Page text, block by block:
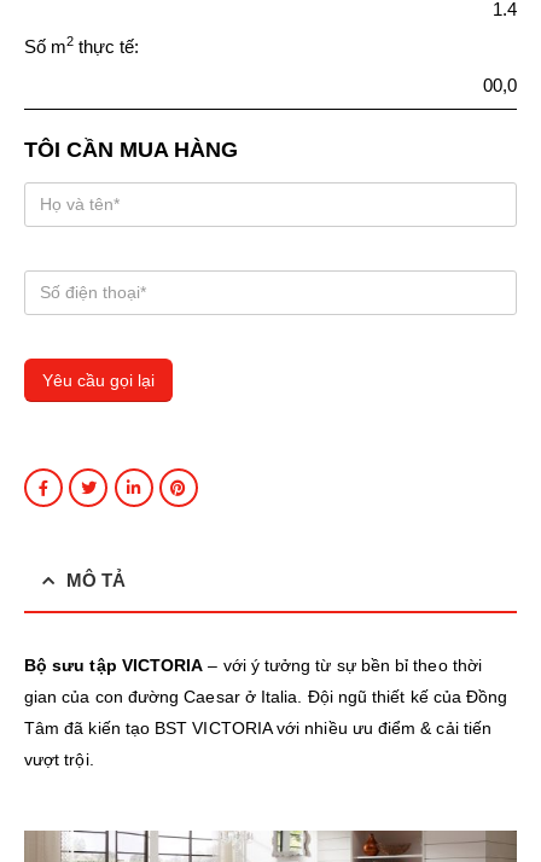
1.4
Số m2 thực tế:
00,0
TÔI CẦN MUA HÀNG
MÔ TẢ
Bộ sưu tập VICTORIA – với ý tưởng từ sự bền bỉ theo thời
gian của con đường Caesar ở Italia. Đội ngũ thiết kế của Đồng
Tâm đã kiến tạo BST VICTORIA với nhiều ưu điểm & cải tiến
vượt trội.